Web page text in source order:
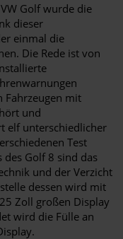
Golf wurde die
dieser
einmal die
Die Rede ist von
Fahrzeugen mit
und
elf unterschiedlicher
Test
Golf 8 sind das
und der Verzicht
dessen wird mit
Zoll großen Display
wird die Fülle an